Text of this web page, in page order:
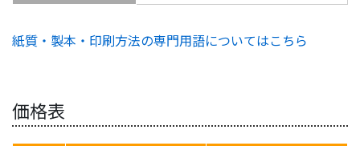
紙質・製本・印刷方法の専門用語についてはこちら
価格表